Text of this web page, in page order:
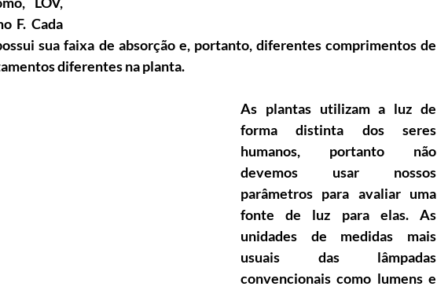
F. Cada
sua faixa de absorção e, portanto, diferentes comprimentos de
diferentes na planta.
As plantas utilizam a luz de
forma distinta dos seres
humanos, portanto não
devemos usar nossos
parâmetros para avaliar uma
fonte de luz para elas. As
unidades de medidas mais
usuais das lâmpadas
convencionais como lumens e